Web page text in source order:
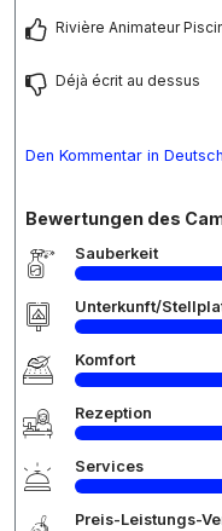
Rivière Animateur
Déjà écrit au dessus
Den Kommentar in
Bewertungen des
Sauberkeit
Unterkunft/
Komfort
Rezeption
Services
Preis-Leistungs-